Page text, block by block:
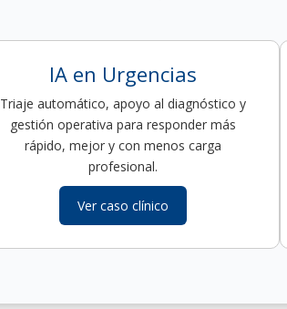
IA en Urgencias
Triaje automático, apoyo al diagnóstico y
gestión operativa para responder más
rápido, mejor y con menos carga
profesional.
Ver caso clínico